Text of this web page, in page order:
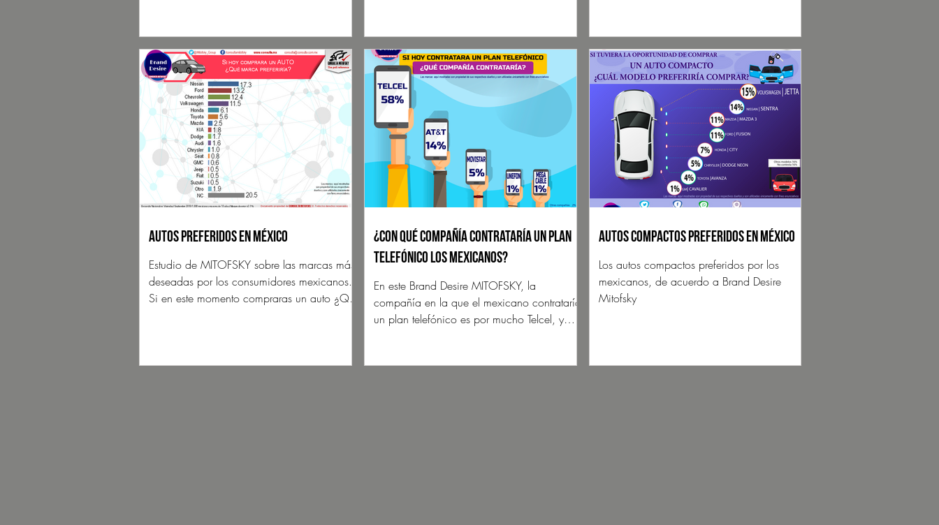
Autos preferidos en México
Estudio de MITOFSKY sobre las marcas más
deseadas por los consumidores mexicanos.
Si en este momento compraras un auto ¿Qué
¿Con qué compañía contrataría un plan
telefónico los mexicanos?
En este Brand Desire MITOFSKY, la
compañía en la que el mexicano contrataría
un plan telefónico es por mucho Telcel, y
Autos Compactos preferidos en México
Los autos compactos preferidos por los
mexicanos, de acuerdo a Brand Desire
Mitofsky